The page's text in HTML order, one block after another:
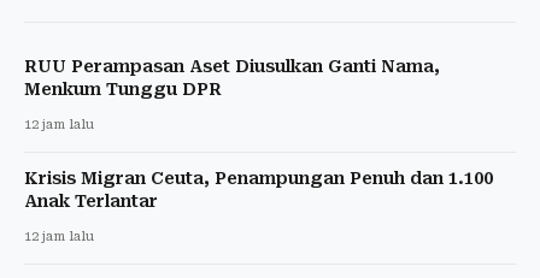
RUU Perampasan Aset Diusulkan Ganti Nama,
Menkum Tunggu DPR
12 jam lalu
Krisis Migran Ceuta, Penampungan Penuh dan 1.100
Anak Terlantar
12 jam lalu